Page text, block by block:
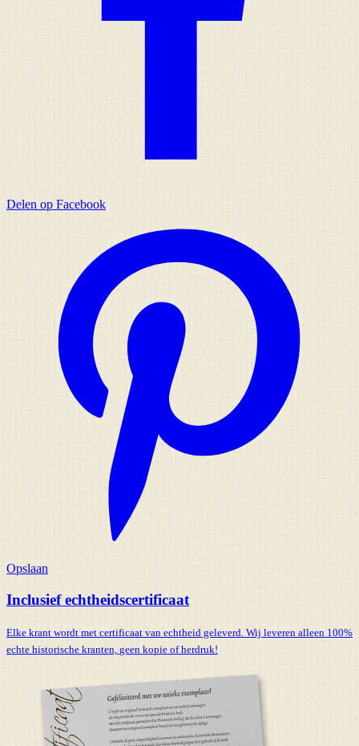
Delen op Facebook
Opslaan
Inclusief echtheidscertificaat
Elke krant wordt met certificaat van echtheid geleverd. Wij leveren alleen 100%
echte historische kranten, geen kopie of herdruk!